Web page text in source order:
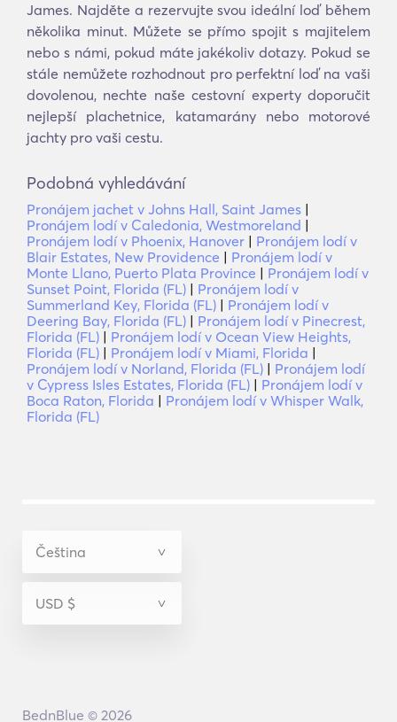
James. Najděte a rezervujte svou ideální loď během
několika minut. Můžete se přímo spojit s majitelem
nebo s námi, pokud máte jakékoliv dotazy. Pokud se
stále nemůžete rozhodnout pro perfektní loď na vaši
dovolenou, nechte naše cestovní experty doporučit
nejlepší plachetnice, katamarány nebo motorové
jachty pro vaši cestu.
Podobná vyhledávání
Pronájem jachet v Johns Hall, Saint James |
Pronájem lodí v Caledonia, Westmoreland |
Pronájem lodí v Phoenix, Hanover | Pronájem lodí v
Blair Estates, New Providence | Pronájem lodí v
Monte Llano, Puerto Plata Province | Pronájem lodí v
Sunset Point, Florida (FL) | Pronájem lodí v
Summerland Key, Florida (FL) | Pronájem lodí v
Deering Bay, Florida (FL) | Pronájem lodí v Pinecrest,
Florida (FL) | Pronájem lodí v Ocean View Heights,
Florida (FL) | Pronájem lodí v Miami, Florida |
Pronájem lodí v Norland, Florida (FL) | Pronájem lodí
v Cypress Isles Estates, Florida (FL) | Pronájem lodí v
Boca Raton, Florida | Pronájem lodí v Whisper Walk,
Florida (FL)
BednBlue © 2026